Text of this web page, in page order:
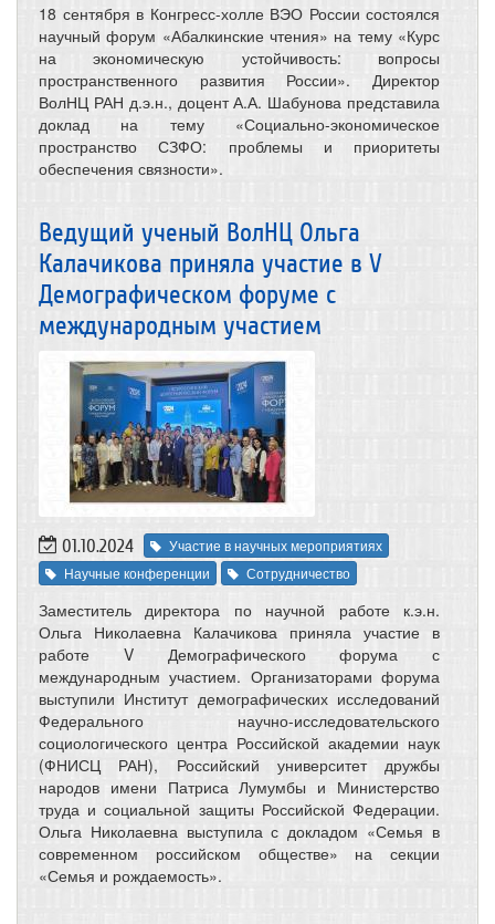
18 сентября в Конгресс-холле ВЭО России состоялся
научный форум «Абалкинские чтения» на тему «Курс
на экономическую устойчивость: вопросы
пространственного развития России». Директор
ВолНЦ РАН д.э.н., доцент А.А. Шабунова представила
доклад на тему «Социально-экономическое
пространство СЗФО: проблемы и приоритеты
обеспечения связности».
Ведущий ученый ВолНЦ Ольга
Калачикова приняла участие в V
Демографическом форуме с
международным участием
01.10.2024
Участие в научных мероприятиях
Научные конференции
Сотрудничество
Заместитель директора по научной работе к.э.н.
Ольга Николаевна Калачикова приняла участие в
работе V Демографического форума с
международным участием. Организаторами форума
выступили Институт демографических исследований
Федерального научно-исследовательского
социологического центра Российской академии наук
(ФНИСЦ РАН), Российский университет дружбы
народов имени Патриса Лумумбы и Министерство
труда и социальной защиты Российской Федерации.
Ольга Николаевна выступила с докладом «Семья в
современном российском обществе» на секции
«Семья и рождаемость».